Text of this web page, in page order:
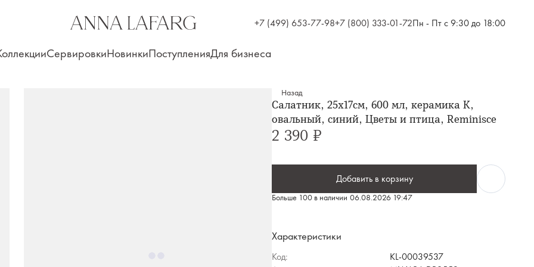
+7 (499) 653-77-98+7 (800) 333-01-72Пн - Пт с 9:30 до 18:00
СервировкиНовинкиПоступленияДля бизнеса
Назад
Салатник, 25х17см, 600 мл, керамика К,
овальный, синий, Цветы и птица, Reminisce
2 390 ₽
Больше 100 в наличии 06.08.2026 19:47
Добавить в корзину
Характеристики
Код:
KL-00039537